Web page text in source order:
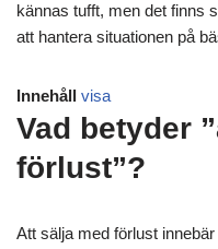
kännas tufft, men det finns
att hantera situationen på
Innehåll visa
Vad betyder
förlust”?
Att sälja med förlust